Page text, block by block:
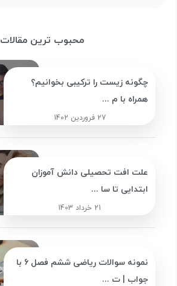
محبوب ترین مقالات
چگونه زیست را ترکیبی بخوانیم؟
همراه با م ...
27 فروردین 1402
علت افت تحصیلی دانش آموزان
ابتدایی تا سا ...
21 خرداد 1403
نمونه سوالات ریاضی ششم فصل 6 با
جواب | ت ...